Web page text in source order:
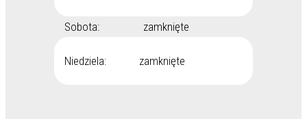
Sobota: zamknięte
Niedziela: zamknięte